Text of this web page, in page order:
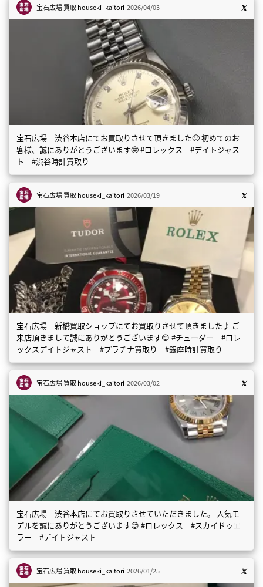
宝石広場 買取houseki_kaitori 2026/04/03
宝石広場 渋谷本店にてお買取りさせて頂きました🙂 初めてのお
客様、誠にありがとうございます🤓 #ロレックス #デイトジャス
ト #渋谷時計買取り
宝石広場 買取houseki_kaitori 2026/03/19
宝石広場 新橋買取ショップにてお買取りさせて頂きました♪ ご
来店頂きまして誠にありがとうございます😊 #チューダー #ロレ
ックスデイトジャスト #プラチナ買取り #銀座時計買取り
宝石広場 買取houseki_kaitori 2026/03/02
宝石広場 渋谷本店にてお買取りさせていただきました。 人気モ
デルを誠にありがとうございます😊 #ロレックス #スカイドゥエ
ラー #デイトジャスト
宝石広場 買取houseki_kaitori 2026/01/25